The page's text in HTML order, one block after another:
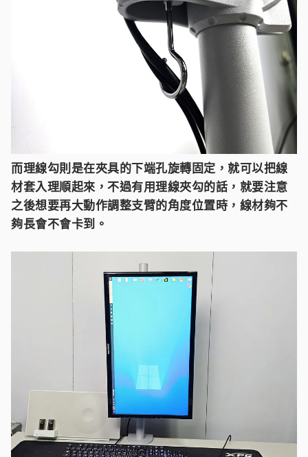
而理線勾則是在夾具的下端孔旋轉固定，就可以把線
材套入理順起來，不過有用理線夾勾的話，就要注意
之後想要再大動作調整支臂的角度位置時，線材夠不
夠長會不會卡到。